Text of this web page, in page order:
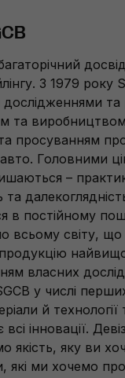
З 1979 року
дослідженнями
та
просуванням
Головними
–
та
в постійному
всьому світу, що
власних
у числі
й
інновації.
якість, яку ви
які ми хочемо